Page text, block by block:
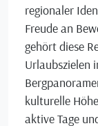
regionaler
Freude an
gehört diese
Urlaubszielen
kulturelle
aktive Tage